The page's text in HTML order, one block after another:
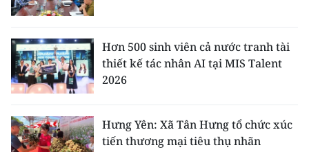
Hơn 500 sinh viên cả nước tranh tài
thiết kế tác nhân AI tại MIS Talent
2026
Hưng Yên: Xã Tân Hưng tổ chức xúc
tiến thương mại tiêu thụ nhãn